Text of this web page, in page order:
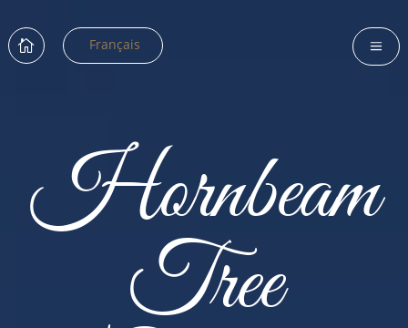
 Français a
Hornbeam
Tree